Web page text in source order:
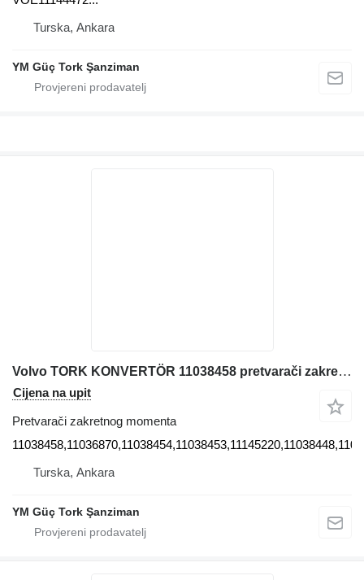
Turska, Ankara
YM Güç Tork Şanziman
Volvo TORK KONVERTÖR 11038458 pretvarači zakretnog momenta za Volvo VOLVO WHELL LOADERS-TORQUE CONVERTER L60C/L60D/L60E/L60F/L60G/L70E/L90E/L90F/L70F (11038458,11036870,11038454,11038453,11145220,11038448,11036163) prednjeg utovarivača
Cijena na upit
Pretvarači zakretnog momenta
Turska, Ankara
YM Güç Tork Şanziman